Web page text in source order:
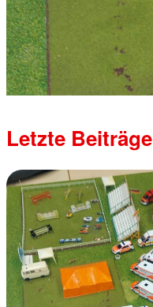
Letzte Beiträge